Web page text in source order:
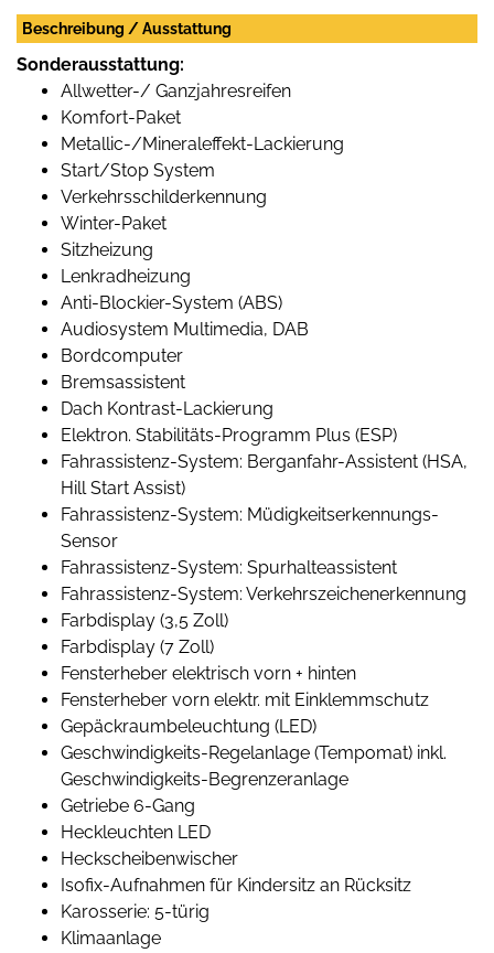
Beschreibung / Ausstattung
Sonderausstattung:
Allwetter-/ Ganzjahresreifen
Komfort-Paket
Metallic-/Mineraleffekt-Lackierung
Start/Stop System
Verkehrsschilderkennung
Winter-Paket
Sitzheizung
Lenkradheizung
Anti-Blockier-System (ABS)
Audiosystem Multimedia, DAB
Bordcomputer
Bremsassistent
Dach Kontrast-Lackierung
Elektron. Stabilitäts-Programm Plus (ESP)
Fahrassistenz-System: Berganfahr-Assistent (HSA,
Hill Start Assist)
Fahrassistenz-System: Müdigkeitserkennungs-
Sensor
Fahrassistenz-System: Spurhalteassistent
Fahrassistenz-System: Verkehrszeichenerkennung
Farbdisplay (3,5 Zoll)
Farbdisplay (7 Zoll)
Fensterheber elektrisch vorn + hinten
Fensterheber vorn elektr. mit Einklemmschutz
Gepäckraumbeleuchtung (LED)
Geschwindigkeits-Regelanlage (Tempomat) inkl.
Geschwindigkeits-Begrenzeranlage
Getriebe 6-Gang
Heckleuchten LED
Heckscheibenwischer
Isofix-Aufnahmen für Kindersitz an Rücksitz
Karosserie: 5-türig
Klimaanlage